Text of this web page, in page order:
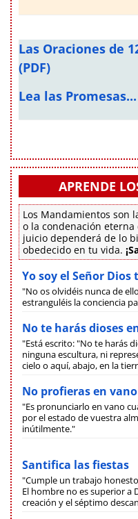
Las Oraciones de
(PDF)
Lea las Promesas...
APRENDE
Los Mandamientos son
o la condenación
juicio dependerá de lo
obedecido en tu vida.
Yo soy el Señor Dios
"No os olvidéis nunca de
estranguléis la conciencia
No te harás dioses
"Está escrito: "No te harás
ninguna escultura, ni
cielo o aquí, abajo, en la
No profieras en
"Es pronunciarlo en vano
por el estado de vuestra
inútilmente."
Santifica las fiestas
"Cumple un trabajo
El hombre no es superior a
creación y el séptimo